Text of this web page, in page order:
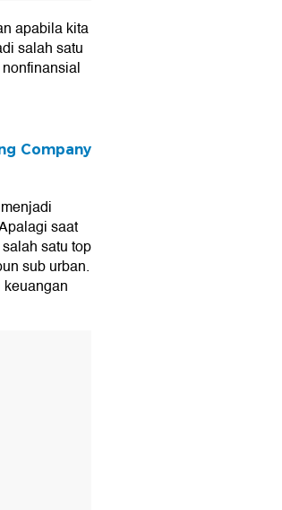
apabila kita
salah satu
Company
saat
satu top
sub urban.